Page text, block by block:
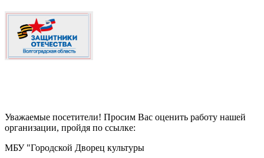
Уважаемые посетители! Просим Вас оценить работу нашей
организации, пройдя по ссылке:
МБУ "Городской Дворец культуры